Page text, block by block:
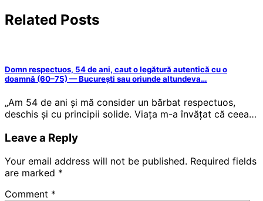
Related Posts
Domn respectuos, 54 de ani, caut o legătură autentică cu o
doamnă (60–75) — București sau oriunde altundeva…
„Am 54 de ani și mă consider un bărbat respectuos,
deschis și cu principii solide. Viața m-a învățat că ceea…
Leave a Reply
Your email address will not be published. Required fields
are marked *
Comment *